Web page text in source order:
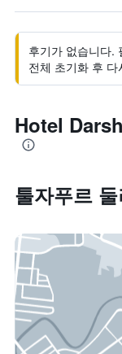
후기가 없습니다.
전체 초기화 후
Hotel
툴자푸르